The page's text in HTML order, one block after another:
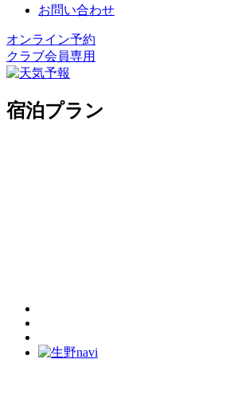
お問い合わせ
オンライン予約
クラブ会員専用
宿泊プラン